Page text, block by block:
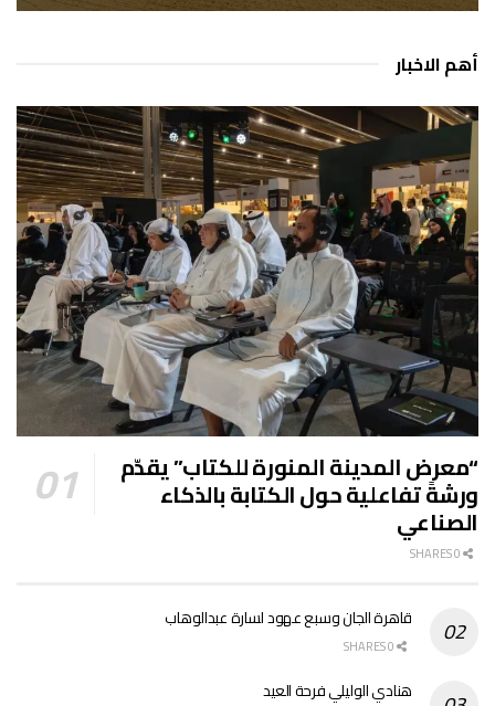
أهم الاخبار
“معرض المدينة المنورة للكتاب” يقدّم
ورشةً تفاعلية حول الكتابة بالذكاء
الصناعي
قاهرة الجان وسبع عهود لسارة عبدالوهاب
هنادي الوليلي فرحة العيد